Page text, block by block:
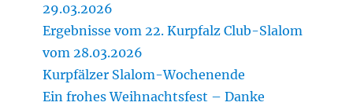
29.03.2026
Ergebnisse vom 22. Kurpfalz Club-Slalom
vom 28.03.2026
Kurpfälzer Slalom-Wochenende
Ein frohes Weihnachtsfest – Danke